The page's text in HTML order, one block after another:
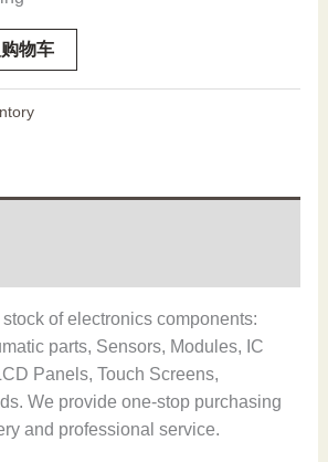
物车
of electronics components:
parts, Sensors, Modules, IC
Panels, Touch Screens,
We provide one-stop purchasing
and professional service.